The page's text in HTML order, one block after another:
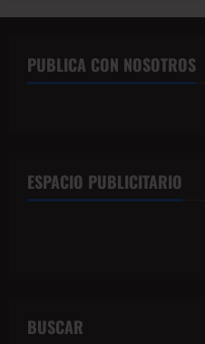
PUBLICA CON NOSOTROS
ESPACIO PUBLICITARIO
BUSCAR